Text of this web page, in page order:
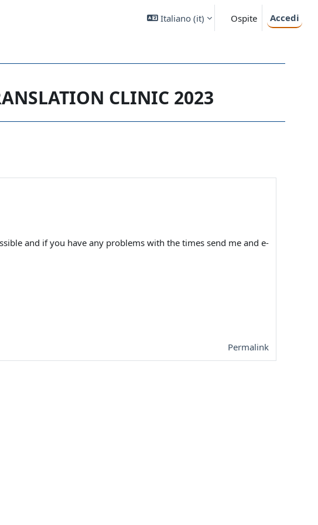
Italiano ‎(it)‎ Ospite Accedi
CLINIC 2023
and if you have any problems with the times send me and e-
Permalink